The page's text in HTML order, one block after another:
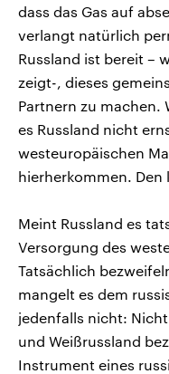
dass das Gas auf
verlangt natürlich
Russland ist bereit –
zeigt-, dieses
Partnern zu machen.
es Russland nicht
westeuropäischen
hierherkommen. Den
Meint Russland es
Versorgung des
Tatsächlich
mangelt es dem
jedenfalls nicht:
und Weißrussland
Instrument eines